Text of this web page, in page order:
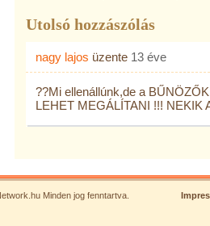
Utolsó hozzászólás
nagy lajos üzente 13 éve
??Mi ellenállúnk,de a
LEHET MEGÁLÍTANI !!! NEKIK
Minden jog fenntartva.